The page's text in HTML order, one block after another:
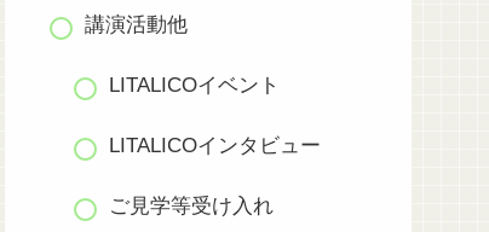
講演活動他
LITALICOイベント
LITALICOインタビュー
ご見学等受け入れ